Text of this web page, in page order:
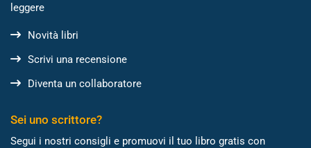
leggere
Novità libri
Scrivi una recensione
Diventa un collaboratore
Sei uno scrittore?
Segui i nostri consigli e promuovi il tuo libro gratis con